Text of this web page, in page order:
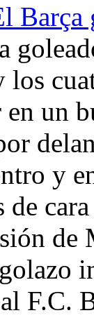
Barça
los
un
y
de
F.C.